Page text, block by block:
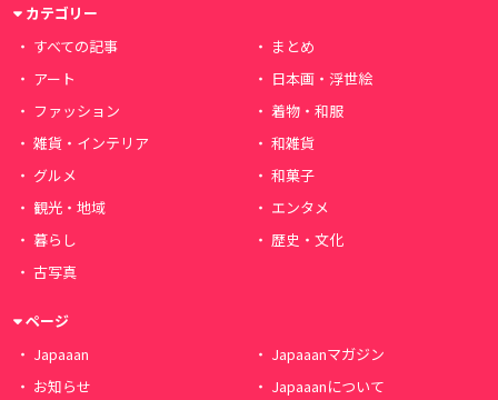
カテゴリー
すべての記事
まとめ
アート
日本画・浮世絵
ファッション
着物・和服
雑貨・インテリア
和雑貨
グルメ
和菓子
観光・地域
エンタメ
暮らし
歴史・文化
古写真
ページ
Japaaan
Japaaanマガジン
お知らせ
Japaaanについて